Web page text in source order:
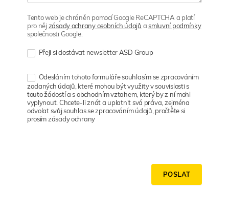
Tento web je chráněn pomocí Google ReCAPTCHA a platí
pro nějzásady ochrany osobních údajů asmluvní podmínky
společnosti Google.
Přeji si dostávat newsletter ASD Group
Odesláním tohoto formuláře souhlasím se zpracováním
zadaných údajů, které mohou být využity v souvislosti s
touto žádostí a s obchodním vztahem, který by z ní mohl
vyplynout. Chcete-li znát a uplatnit svá práva, zejména
odvolat svůj souhlas se zpracováním údajů, pročtěte si
prosím zásady ochrany
POSLAT